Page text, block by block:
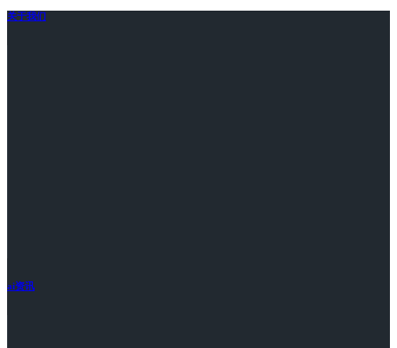
关于我们
ai资讯